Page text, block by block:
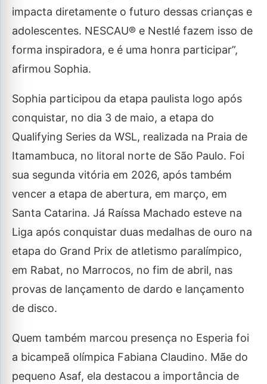
impacta diretamente o futuro dessas crianças e
adolescentes. NESCAU® e Nestlé fazem isso de
forma inspiradora, e é uma honra participar”,
afirmou Sophia.
Sophia participou da etapa paulista logo após
conquistar, no dia 3 de maio, a etapa do
Qualifying Series da WSL, realizada na Praia de
Itamambuca, no litoral norte de São Paulo. Foi
sua segunda vitória em 2026, após também
vencer a etapa de abertura, em março, em
Santa Catarina. Já Raíssa Machado esteve na
Liga após conquistar duas medalhas de ouro na
etapa do Grand Prix de atletismo paralímpico,
em Rabat, no Marrocos, no fim de abril, nas
provas de lançamento de dardo e lançamento
de disco.
Quem também marcou presença no Esperia foi
a bicampeã olímpica Fabiana Claudino. Mãe do
pequeno Asaf, ela destacou a importância de